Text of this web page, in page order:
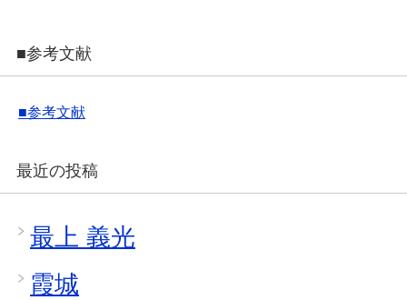
■参考文献
■参考文献
最近の投稿
最上 義光
霞城